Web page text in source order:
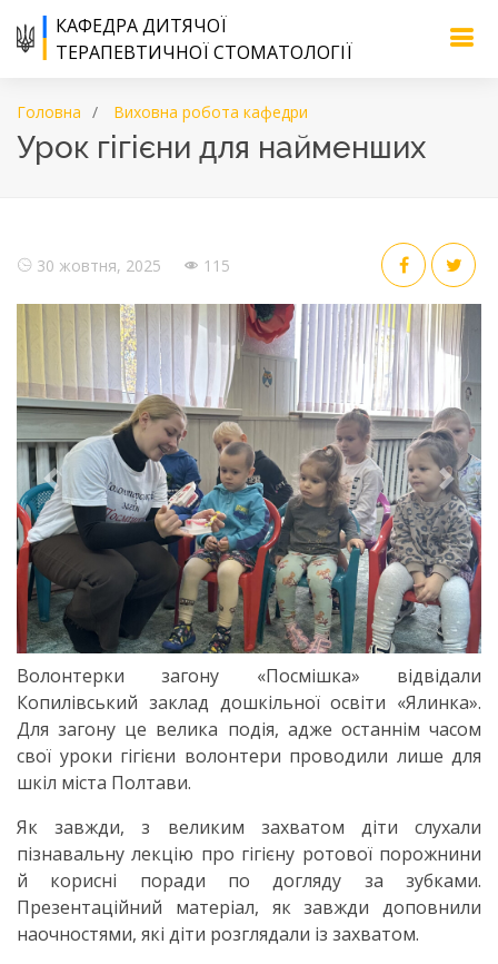
КАФЕДРА ДИТЯЧОЇ
ТЕРАПЕВТИЧНОЇ СТОМАТОЛОГІЇ
Головна Виховна робота кафедри
Урок гігієни для найменших
30 жовтня, 2025 115
Previous Next
Волонтерки загону «Посмішка» відвідали
Копилівський заклад дошкільної освіти «Ялинка».
Для загону це велика подія, адже останнім часом
свої уроки гігієни волонтери проводили лише для
шкіл міста Полтави.
Як завжди, з великим захватом діти слухали
пізнавальну лекцію про гігієну ротової порожнини
й корисні поради по догляду за зубками.
Презентаційний матеріал, як завжди доповнили
наочностями, які діти розглядали із захватом.